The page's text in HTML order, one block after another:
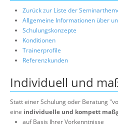
Zurück zur Liste der
Allgemeine Informationen über
Schulungskonzepte
Konditionen
Trainerprofile
Referenzkunden
Individuell und
Statt einer Schulung oder Beratung
eine individuelle und kompett
auf Basis Ihrer Vorkenntnisse